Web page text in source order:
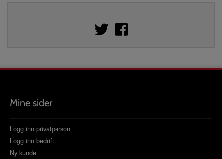
Mine sider
Logg inn privatperson
Logg inn bedrift
Ny kunde